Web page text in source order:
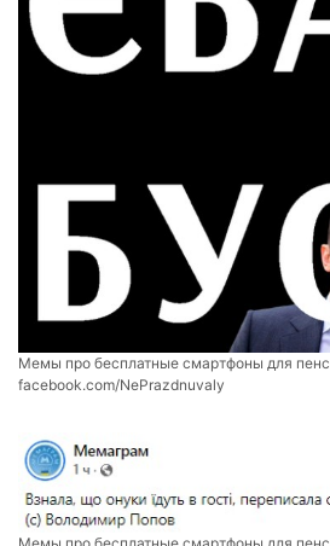
Мемы про бесплатные смартфоны для
facebook.com/NePrazdnuvaly